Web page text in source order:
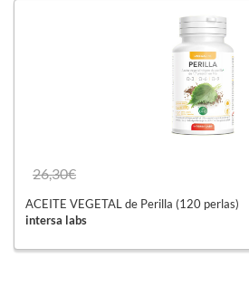
26,30€
ACEITE VEGETAL de Perilla (120 perlas)
intersa labs